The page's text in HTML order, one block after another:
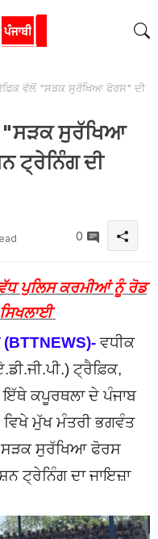
ਵੱਲੋਂ "ਸੜਕ ਸੁਰੱਖਿਆ ਫੋਰਸ" ਦੀ
"ਸੜਕ ਸੁਰੱਖਿਆ
ਟ੍ਰੇਨਿੰਗ ਦੀ
0
ਪੁਲਿਸ ਕਰਮੀਆਂ ਨੂੰ ਰੋਡ
ਸਿਖਲਾਈ
ਵਧੀਕ
ਟ੍ਰੈਫ਼ਿਕ,
ਕਪੂਰਥਲਾ ਦੇ ਪੰਜਾਬ
ਮੁੱਖ ਮੰਤਰੀ ਭਗਵੰਤ
ਸੁਰੱਖਿਆ ਫੋਰਸ
ਟ੍ਰੇਨਿੰਗ ਦਾ ਜਾਇਜ਼ਾ